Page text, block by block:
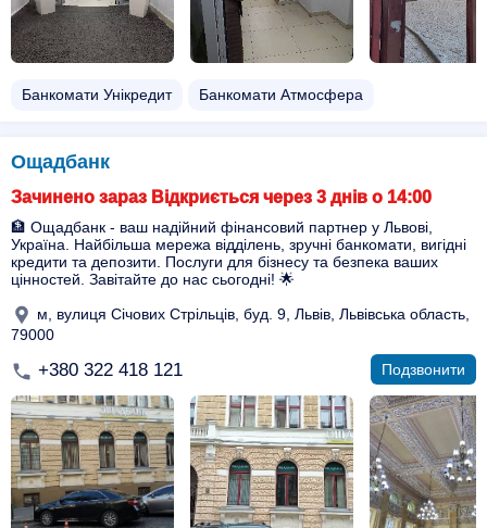
Банкомати Унікредит Банкомати Атмосфера
Ощадбанк
Зачинено зараз Відкриється через 3 днів о 14:00
🏦 Ощадбанк - ваш надійний фінансовий партнер у Львові,
Україна. Найбільша мережа відділень, зручні банкомати, вигідні
кредити та депозити. Послуги для бізнесу та безпека ваших
цінностей. Завітайте до нас сьогодні! 🌟
м, вулиця Січових Стрільців, буд. 9, Львів, Львівська область,
79000
+380 322 418 121 Подзвонити